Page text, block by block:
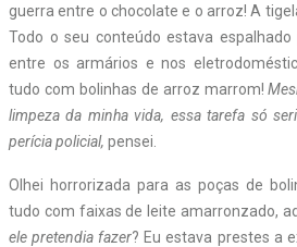
guerra entre o chocolate e o arroz! A
Todo o seu conteúdo estava espalhado
entre os armários e nos
tudo com bolinhas de arroz marrom!
limpeza da minha vida, essa tarefa só
perícia policial, pensei.
Olhei horrorizada para as poças de
tudo com faixas de leite amarronzado,
ele pretendia fazer? Eu estava prestes a